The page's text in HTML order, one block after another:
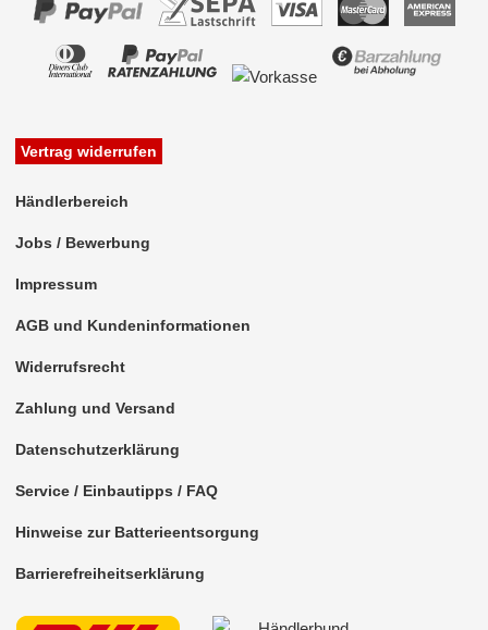
Antennenstab
Antennenstecker
Antennenzubehör
DAB+
Entriegelung
Entstörmaterial
Ersatzteile
Fahrzeughalter
Fernbedienungen
Freischaltmodule
Vertrag widerrufen
Händlerbereich
Jobs / Bewerbung
Impressum
AGB und Kundeninformationen
Widerrufsrecht
Zahlung und Versand
Datenschutzerklärung
Service / Einbautipps / FAQ
Hinweise zur Batterieentsorgung
Barrierefreiheitserklärung